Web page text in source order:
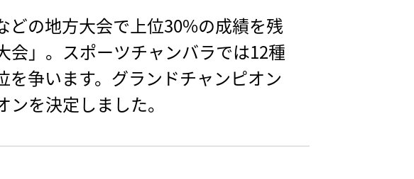
の地方大会で上位30%の成績を残
会」。スポーツチャンバラでは12種
争います。グランドチャンピオン
を決定しました。